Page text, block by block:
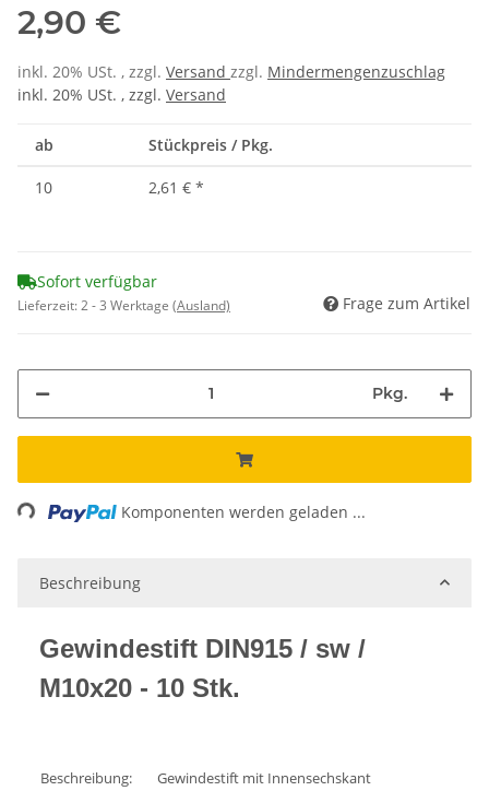
2,90 €
inkl. 20% USt. , zzgl. Versand zzgl. Mindermengenzuschlag
inkl. 20% USt. , zzgl. Versand
ab Stückpreis / Pkg.
10 2,61 € *
Sofort verfügbar
Lieferzeit:2 - 3 Werktage (Ausland) Frage zum Artikel
Pkg.
Komponenten werden geladen ...
Beschreibung
Gewindestift DIN915 / sw /
M10x20 - 10 Stk.
Beschreibung:
Gewindestift mit Innensechskant